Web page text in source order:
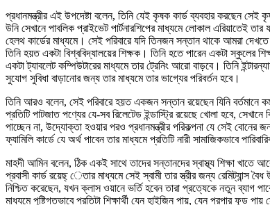
প্রধানমন্ত্রীর এই উপদেষ্টা বলেন, তিনি যেই কৃষক কার্ড ব্যবহার করছেন
উনি সেখানে পাবলিক প্রাইভেট পার্টনারশিপের মাধ্যমে লোকাল এরিয়াতেই তার
হেলথ কার্ডের মাধ্যমে। সেই পরিবারে যদি তিনজন সন্তান থাকে আমরা
তিনি হয়ত একটা বিশ্ববিদ্যালয়ের শিক্ষক। তিনি হতে পারেন একটা স্কুলের
একটা ট্যাবলেট কম্পিউটারের মাধ্যমে তার ট্রেনিং আরো বাড়বে। তিনি
সুযোগ সুবিধা বাড়ানোর জন্য তার মাধ্যমে তার ভাগ্যের পরিবর্তন হবে।
তিনি আরও বলেন, সেই পরিবারে হয়ত একজন সন্তান রয়েছেন যিনি বর্তমানে
প্রতিটি পাটজাত পণ্যের যে-সব রিলেটেড ইন্ডাস্ট্রি রয়েছে খোলা হবে,
পাচ্ছেন না, উদ্যোক্তা হওয়ার পরও প্রধানমন্ত্রীর পরিকল্পনা যে সেই বোনের
ফ্যামিলি কার্ডে যে অর্থ পাবেন তার মাধ্যমে প্রতিটি নারী সামাজিকভাবে
মাহদী আমিন বলেন, ঠিক একই সাথে তাদের সন্তানদের স্বাস্থ্য শিক্ষা খাতে
প্রবাসী কার্ড রয়েছ্ েতার মাধ্যমে সেই স্বামী তার স্ত্রীর জন্য রেমিট্যান্স
নিশ্চিত করেছেন, যখন ক্লাস ওয়ানে ভর্তি হবেন তারা প্রত্যেকে নতুন ব্যাগ
মাধ্যমে পুষ্টিগতভাবে প্রতিটা শিক্ষার্থী যেন হাইজিন পায়, যেন প্রপার ফুড পায়